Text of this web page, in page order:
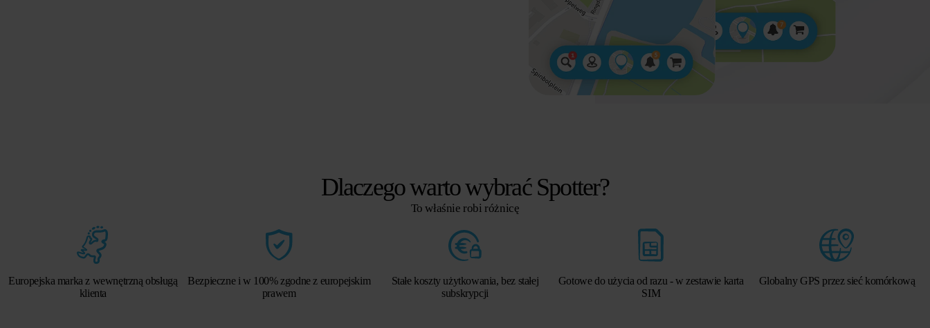
Dlaczego warto wybrać Spotter?
To właśnie robi różnicę
Europejska marka z wewnętrzną obsługą
klienta
Bezpieczne i w 100% zgodne z europejskim
prawem
Stałe koszty użytkowania, bez stałej
subskrypcji
Gotowe do użycia od razu - w zestawie karta
SIM
Globalny GPS przez sieć komórkową